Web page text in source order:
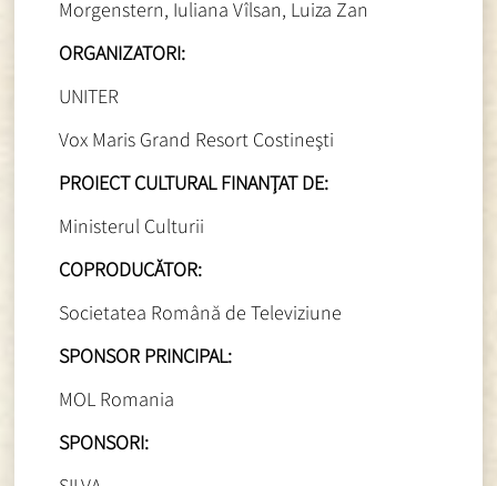
Morgenstern, Iuliana Vîlsan, Luiza Zan
ORGANIZATORI:
UNITER
Vox Maris Grand Resort Costineşti
PROIECT CULTURAL FINANŢAT DE:
Ministerul Culturii
COPRODUCĂTOR:
Societatea Română de Televiziune
SPONSOR PRINCIPAL:
MOL Romania
SPONSORI: